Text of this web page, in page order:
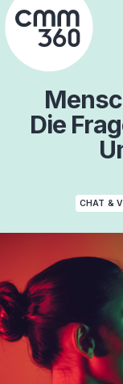
Skip
to
content
Die
CHAT &